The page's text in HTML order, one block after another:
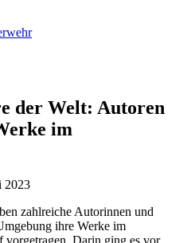
der Welt: Autoren
im
2023
zahlreiche Autorinnen und
ihre Werke im
vorgetragen. Darin ging es vor